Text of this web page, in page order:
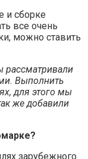
и сборке
все очень
можно ставить
рассматривали
Выполнить
для этого мы
же добавили
зарубежного